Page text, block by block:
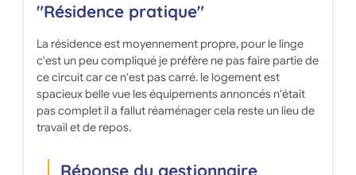
"Résidence pratique"
La résidence est moyennement propre, pour le linge
c'est un peu compliqué je préfère ne pas faire partie de
ce circuit car ce n'est pas carré. le logement est
spacieux belle vue les équipements annoncés n'était
pas complet il a fallut réaménager cela reste un lieu de
travail et de repos.
Réponse du gestionnaire